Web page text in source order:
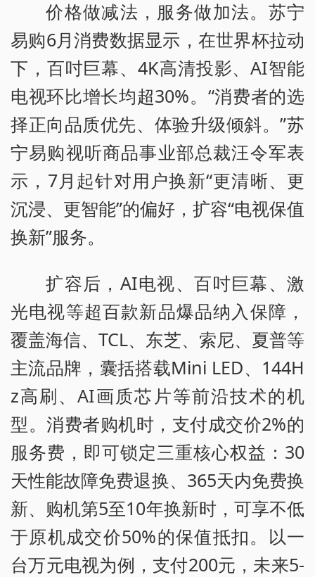
价格做减法，服务做加法。苏宁
易购6月消费数据显示，在世界杯拉动
下，百吋巨幕、4K高清投影、AI智能
电视环比增长均超30%。“消费者的选
择正向品质优先、体验升级倾斜。”苏
宁易购视听商品事业部总裁汪令军表
示，7月起针对用户换新“更清晰、更
沉浸、更智能”的偏好，扩容“电视保值
换新”服务。
扩容后，AI电视、百吋巨幕、激
光电视等超百款新品爆品纳入保障，
覆盖海信、TCL、东芝、索尼、夏普等
主流品牌，囊括搭载Mini LED、144H
z高刷、AI画质芯片等前沿技术的机
型。消费者购机时，支付成交价2%的
服务费，即可锁定三重核心权益：30
天性能故障免费退换、365天内免费换
新、购机第5至10年换新时，可享不低
于原机成交价50%的保值抵扣。以一
台万元电视为例，支付200元，未来5-